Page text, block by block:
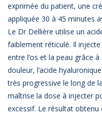
exprimée du patient, une
appliquée 30 à 45 minutes
Le Dr Dellière utilise un
faiblement réticulé. Il
entre l’os et la peau grâce
douleur, l’acide
très progressive le long de
maîtrise la dose à injecter
excessif. Le résultat obtenu